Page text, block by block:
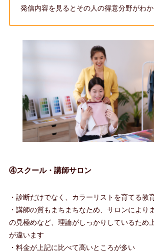
発信内容を見るとその人の得意分野がわ
④スクール・講師サロン
・診断だけでなく、カラーリストを育てる教
・講師の質もまちまちなため、サロンにより
の見極めなど、理論がしっかりしているため
が違います
・料金が上記に比べて高いところが多い